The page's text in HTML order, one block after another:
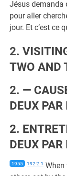
Jésus demanda
pour aller
jour. Et c’est ce
2.
TWO AND
2. —
DEUX PAR
2.
DEUX PAR
1955 192:2.1